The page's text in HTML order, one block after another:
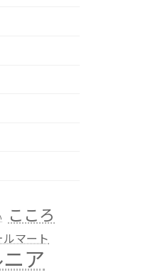
こころ
ルマート
ア